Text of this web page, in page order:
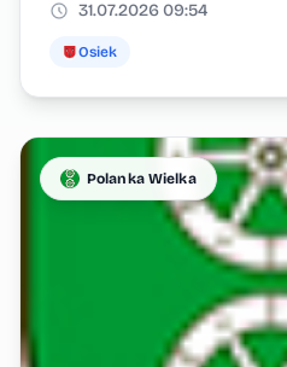
31.07.2026 09:54
Osiek
Polanka Wielka